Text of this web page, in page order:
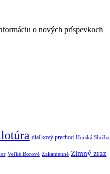
o nových príspevkoch
diaľkový prechod Horská Služba
Veľké Borové Zakamenné Zimný zraz